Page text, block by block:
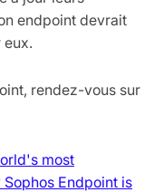
endpoint devrait
eux.
rendez-vous sur
most
Endpoint is